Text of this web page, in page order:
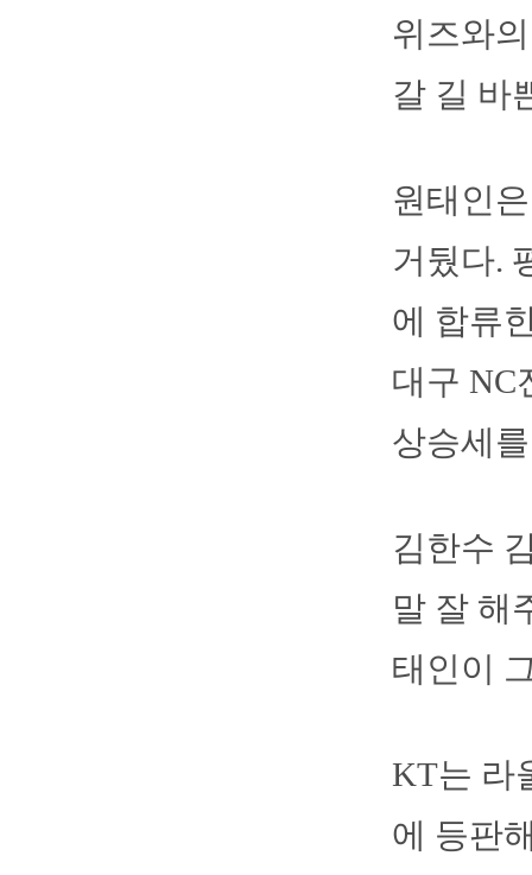
위즈와
갈 길 바
원태인
거뒀다.
에 합류
대구 NC
상승세
김한수
말 잘 해
태인이
KT는 라
에 등판